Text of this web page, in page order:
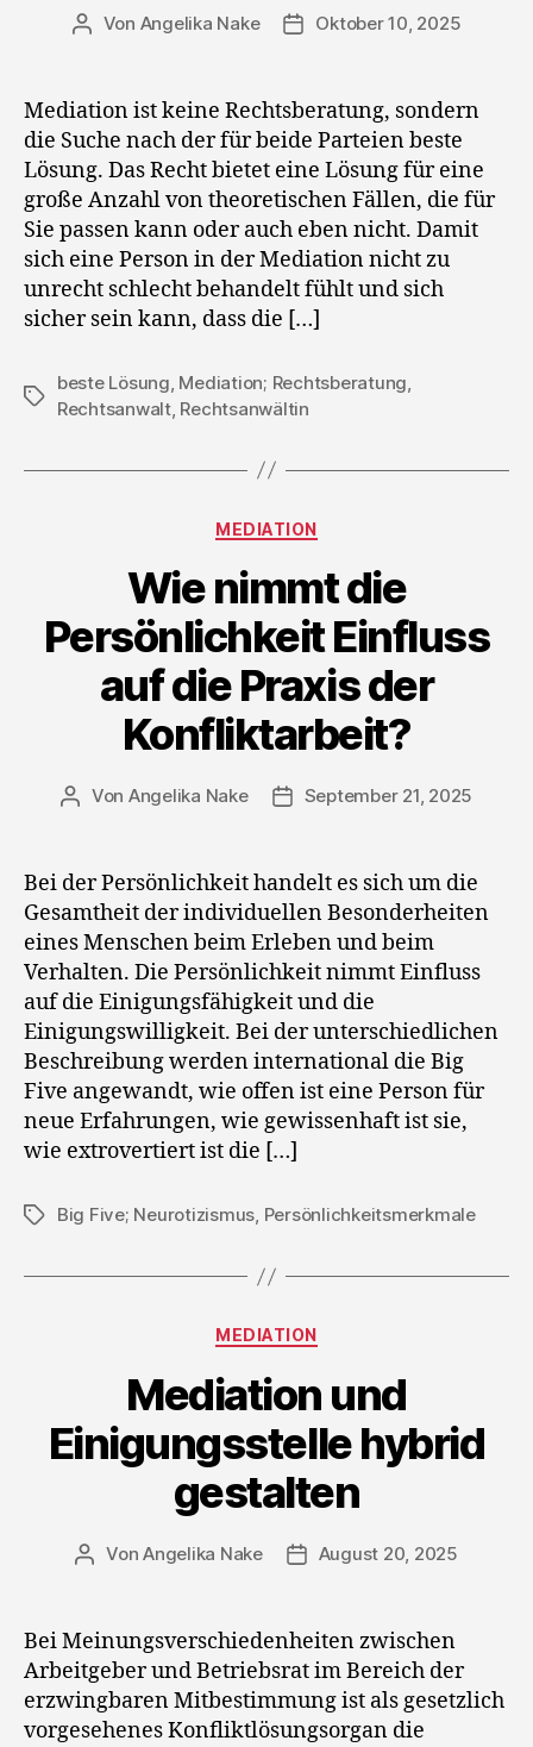
Beitragsautor
Von Angelika Nake Veröffentlichungsdatum
Oktober 10, 2025
Mediation ist keine Rechtsberatung, sondern
die Suche nach der für beide Parteien beste
Lösung. Das Recht bietet eine Lösung für eine
große Anzahl von theoretischen Fällen, die für
Sie passen kann oder auch eben nicht. Damit
sich eine Person in der Mediation nicht zu
unrecht schlecht behandelt fühlt und sich
sicher sein kann, dass die […]
Schlagwörter
beste Lösung Mediation; Rechtsberatung
Rechtsanwalt, Rechtsanwältin
Kategorien
MEDIATION
Wie nimmt die
Persönlichkeit Einfluss
auf die Praxis der
Konfliktarbeit?
Beitragsautor
Von Angelika Nake Veröffentlichungsdatum
September 21, 2025
Bei der Persönlichkeit handelt es sich um die
Gesamtheit der individuellen Besonderheiten
eines Menschen beim Erleben und beim
Verhalten. Die Persönlichkeit nimmt Einfluss
auf die Einigungsfähigkeit und die
Einigungswilligkeit. Bei der unterschiedlichen
Beschreibung werden international die Big
Five angewandt, wie offen ist eine Person für
neue Erfahrungen, wie gewissenhaft ist sie,
wie extrovertiert ist die […]
Schlagwörter
Big Five; Neurotizismus, Persönlichkeitsmerkmale
Kategorien
MEDIATION
Mediation und
Einigungsstelle hybrid
gestalten
Beitragsautor
VonAngelika Nake Veröffentlichungsdatum
August 20, 2025
Bei Meinungsverschiedenheiten zwischen
Arbeitgeber und Betriebsrat im Bereich der
erzwingbaren Mitbestimmung ist als gesetzlich
vorgesehenes Konfliktlösungsorgan die